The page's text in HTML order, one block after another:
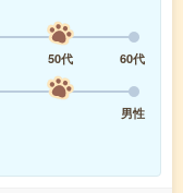
50代
60代
男性